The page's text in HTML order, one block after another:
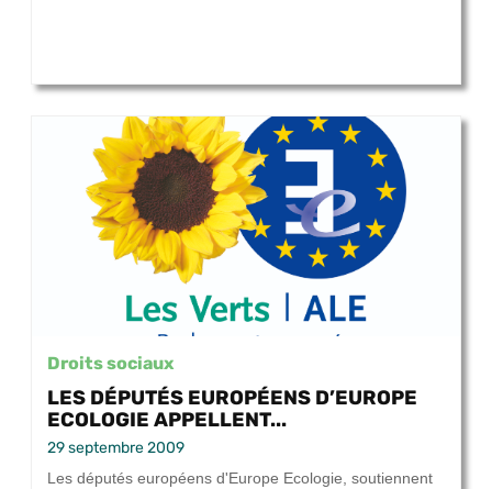
Droits sociaux
LES DÉPUTÉS EUROPÉENS D’EUROPE
ECOLOGIE APPELLENT...
29 septembre 2009
Les députés européens d'Europe Ecologie, soutiennent